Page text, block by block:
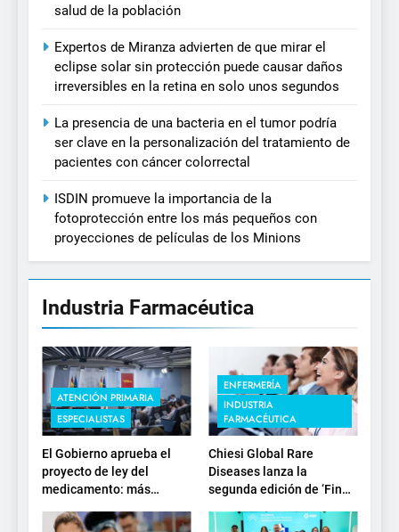
salud de la población
Expertos de Miranza advierten de que mirar el
eclipse solar sin protección puede causar daños
irreversibles en la retina en solo unos segundos
La presencia de una bacteria en el tumor podría
ser clave en la personalización del tratamiento de
pacientes con cáncer colorrectal
ISDIN promueve la importancia de la
fotoprotección entre los más pequeños con
proyecciones de películas de los Minions
Industria Farmacéutica
ATENCIÓN PRIMARIA
ESPECIALISTAS
El Gobierno aprueba el
proyecto de ley del
medicamento: más
estratégica y
ENFERMERÍA
INDUSTRIA
FARMACÉUTICA
Chiesi Global Rare
Diseases lanza la
segunda edición de ‘Find
investigación en